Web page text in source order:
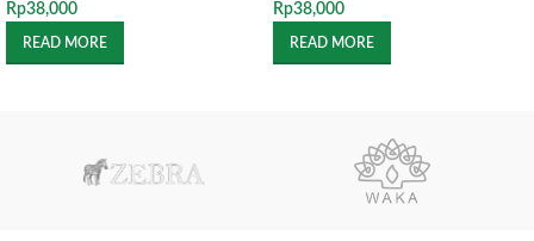
Rp38,000
READ MORE
Rp38,000
READ MORE